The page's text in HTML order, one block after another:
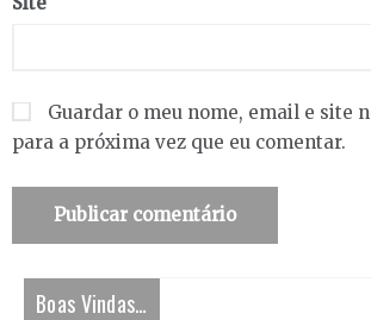
Guardar o meu nome, email e site
para a próxima vez que eu comentar.
Boas Vindas…